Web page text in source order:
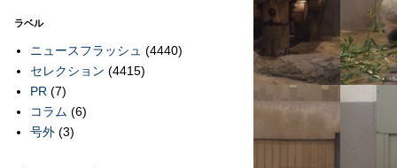
ラベル
ニュースフラッシュ (4440)
セレクション (4415)
PR (7)
コラム (6)
号外 (3)